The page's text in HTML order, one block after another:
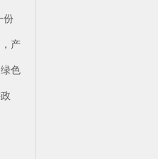
份
产
色